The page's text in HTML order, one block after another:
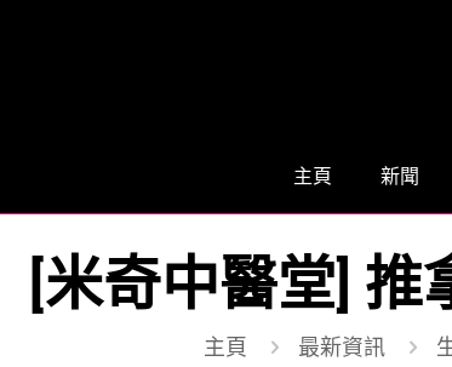
主頁 新聞
[米奇中醫堂]
主頁 最新資訊